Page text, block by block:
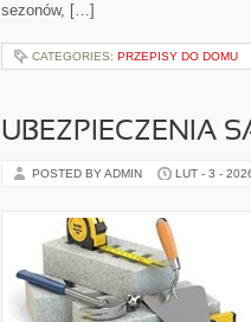
sezonów, […]
CATEGORIES: PRZEPISY DO DOMU
UBEZPIECZENIA
POSTED BY ADMIN LUT - 3 -